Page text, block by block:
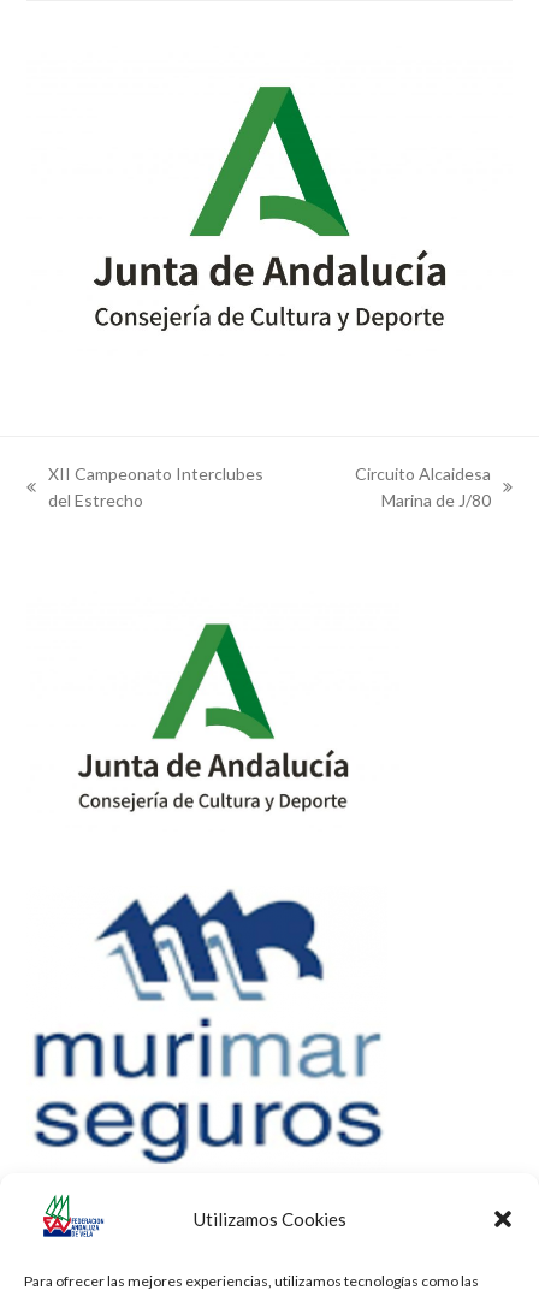
Utilizamos Cookies
Para ofrecer las mejores experiencias, utilizamos tecnologías como las
previous
XII Campeonato Interclubes
del Estrecho
Circuito Alcaidesa
Marina de J/80